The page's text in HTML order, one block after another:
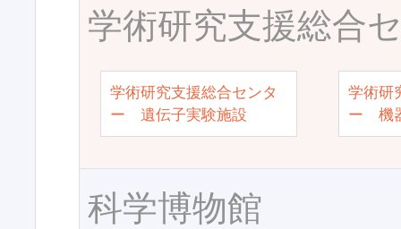
学術研究支援総合
学術研究支援総合センタ
ー 遺伝子実験施設
学術研
ー 機
科学博物館